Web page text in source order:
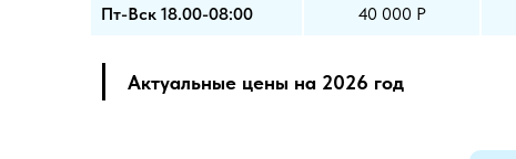
Пт-Вск 18.00-08:00
40 000 Р
Актуальные цены на 2026 год